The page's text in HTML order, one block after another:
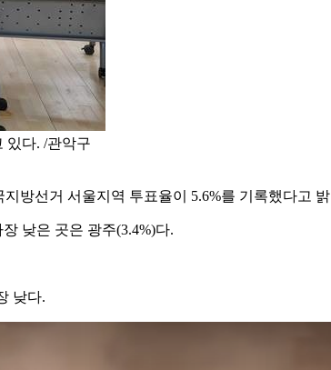
있다. /관악구
방선거 서울지역 투표율이 5.6%를 기록했다고
낮은 곳은 광주(3.4%)다.
낮다.